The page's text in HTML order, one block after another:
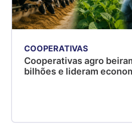
PR
R$ 4,53
kg
Suíno - Estadual
SC
R$ 4,50
R$ 4,63
COOPERATIVAS
Cooperativas agro
bilhões e lideram